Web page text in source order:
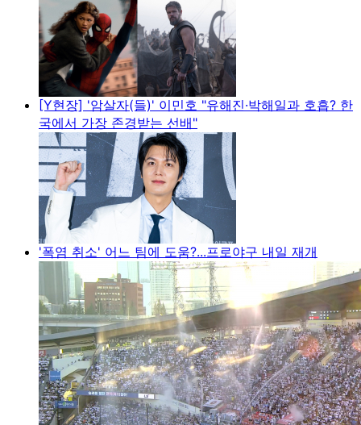
[Y현장] '암살자(들)' 이민호 "유해진·박해일과 호흡? 한
국에서 가장 존경받는 선배"
'폭염 취소' 어느 팀에 도움?...프로야구 내일 재개